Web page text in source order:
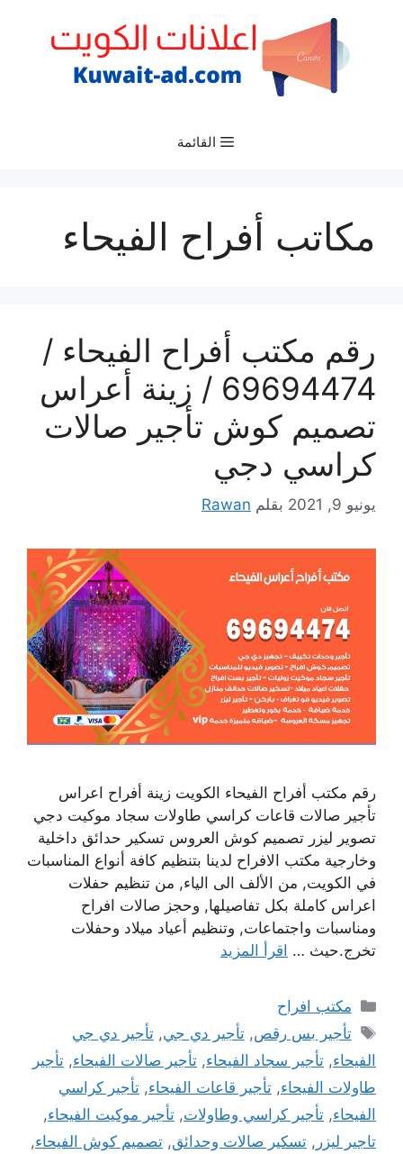
القائمة
مكاتب أفراح الفيحاء
رقم مكتب أفراح الفيحاء /
69694474 / زينة أعراس
تصميم كوش تأجير صالات
كراسي دجي
يونيو 9, 2021 بقلم Rawan
رقم مكتب أفراح الفيحاء الكويت زينة أفراح اعراس
تأجير صالات قاعات كراسي طاولات سجاد موكيت دجي
تصوير ليزر تصميم كوش العروس تسكير حدائق داخلية
وخارجية مكتب الافراح لدينا بتنظيم كافة أنواع المناسبات
في الكويت, من الألف الى الياء, من تنظيم حفلات
اعراس كاملة بكل تفاصيلها, وحجز صالات افراح
ومناسبات واجتماعات, وتنظيم أعياد ميلاد وحفلات
تخرج.حيث … اقرأ المزيد
التصنيفات
مكتب افراح
الوسوم
تأجير بس رقص,تأجير دي جي,تأجير دي جي
الفيحاء, تأجير سجاد الفيحاء, تأجير صالات الفيحاء, تأجير
طاولات الفيحاء, تأجير قاعات الفيحاء, تأجير كراسي
الفيحاء, تأجير كراسي وطاولات, تأجير موكيت الفيحاء,
تاجير ليزر , تسكير صالات وحدائق, تصميم كوش الفيحاء,